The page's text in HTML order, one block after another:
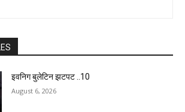
इवनिग बुलेटिन झटपट ..10
August 6, 2026